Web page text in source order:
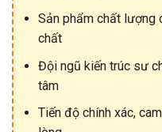
Sản phẩm chất lượng
chất
Đội ngũ kiến trúc sư
tâm
Tiến độ chính xác,